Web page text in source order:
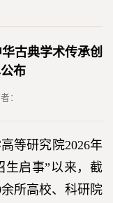
古典学术传承创
布
：
等研究院2026年
生启事”以来，截
所高校、科研院